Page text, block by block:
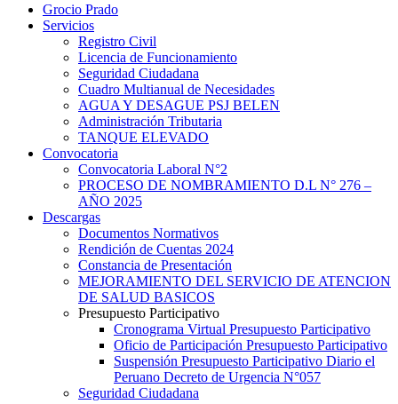
Grocio Prado
Servicios
Registro Civil
Licencia de Funcionamiento
Seguridad Ciudadana
Cuadro Multianual de Necesidades
AGUA Y DESAGUE PSJ BELEN
Administración Tributaria
TANQUE ELEVADO
Convocatoria
Convocatoria Laboral N°2
PROCESO DE NOMBRAMIENTO D.L N° 276 –
AÑO 2025
Descargas
Documentos Normativos
Rendición de Cuentas 2024
Constancia de Presentación
MEJORAMIENTO DEL SERVICIO DE ATENCION
DE SALUD BASICOS
Presupuesto Participativo
Cronograma Virtual Presupuesto Participativo
Oficio de Participación Presupuesto Participativo
Suspensión Presupuesto Participativo Diario el
Peruano Decreto de Urgencia N°057
Seguridad Ciudadana